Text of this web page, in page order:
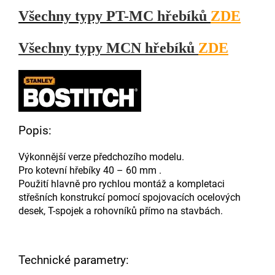
Všechny typy PT-MC hřebíků ZDE
Všechny typy MCN hřebíků ZDE
Popis:
Výkonnější verze předchozího modelu.
Pro kotevní hřebíky 40 – 60 mm .
Použití hlavně pro rychlou montáž a kompletaci
střešních konstrukcí pomocí spojovacích ocelových
desek, T-spojek a rohovníků přímo na stavbách.
Technické parametry: